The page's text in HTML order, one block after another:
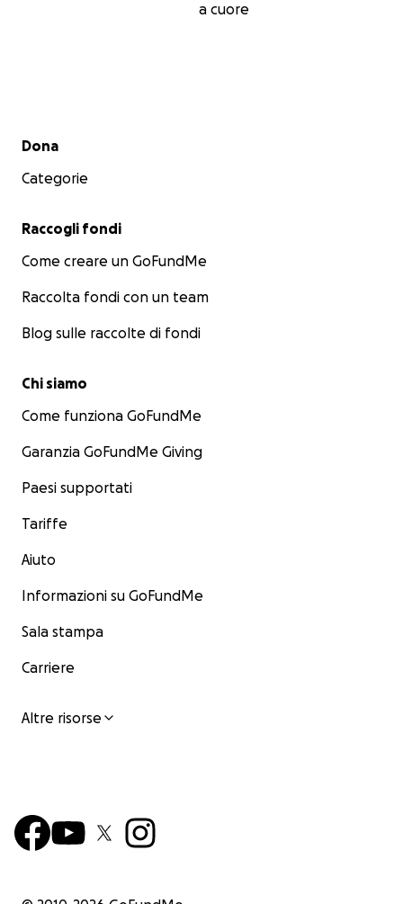
a cuore
Menu secondario
Dona
Categorie
Raccogli fondi
Come creare un GoFundMe
Raccolta fondi con un team
Blog sulle raccolte di fondi
Chi siamo
Come funziona GoFundMe
Garanzia GoFundMe Giving
Paesi supportati
Tariffe
Aiuto
Informazioni su GoFundMe
Sala stampa
Carriere
Altre risorse